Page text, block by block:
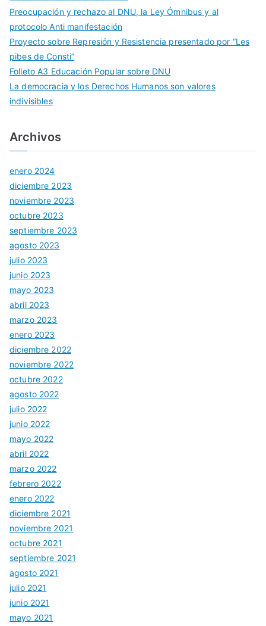
Preocupación y rechazo al DNU, la Ley Ómnibus y al
protocolo Anti manifestación
Proyecto sobre Represión y Resistencia presentado por “Les
pibes de Consti”
Folleto A3 Educación Popular sobre DNU
La democracia y los Derechos Humanos son valores
indivisibles
Archivos
enero 2024
diciembre 2023
noviembre 2023
octubre 2023
septiembre 2023
agosto 2023
julio 2023
junio 2023
mayo 2023
abril 2023
marzo 2023
enero 2023
diciembre 2022
noviembre 2022
octubre 2022
agosto 2022
julio 2022
junio 2022
mayo 2022
abril 2022
marzo 2022
febrero 2022
enero 2022
diciembre 2021
noviembre 2021
octubre 2021
septiembre 2021
agosto 2021
julio 2021
junio 2021
mayo 2021